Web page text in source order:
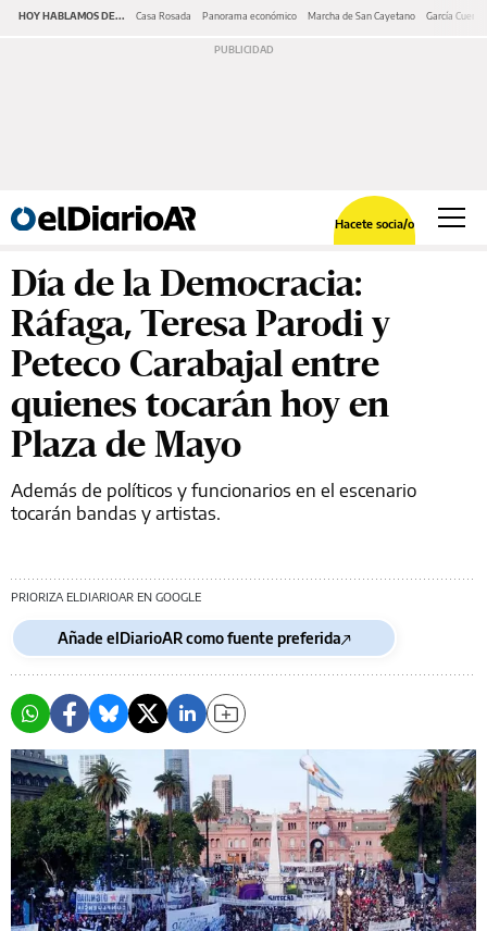
HOY HABLAMOS DE... Casa Rosada Panorama económico Marcha de San Cayetano García Cuerva
Hacete socia/o
Día de la Democracia:
Ráfaga, Teresa Parodi y
Peteco Carabajal entre
quienes tocarán hoy en
Plaza de Mayo
Además de políticos y funcionarios en el escenario
tocarán bandas y artistas.
PRIORIZA ELDIARIOAR EN GOOGLE
Añade elDiarioAR como fuente preferida